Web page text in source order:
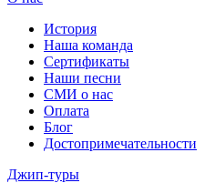
История
Наша команда
Сертификаты
Наши песни
СМИ о нас
Оплата
Блог
Достопримечательности
Джип-туры